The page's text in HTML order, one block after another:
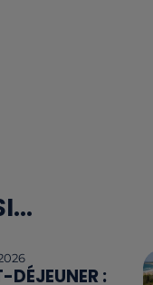
DÉJEUNER :